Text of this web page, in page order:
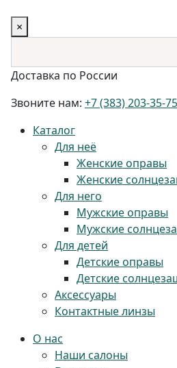
×
Доставка по России
Звоните нам: +7 (383) 203-35-75
Каталог
Для неё
Женские оправы
Женские
Для него
Мужские оправы
Мужские
Для детей
Детские оправы
Детские
Аксессуары
Контактные линзы
О нас
Наши салоны